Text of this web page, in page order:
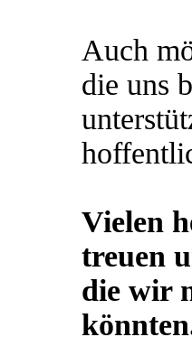
Auch
die uns
Vielen
treuen
die wir